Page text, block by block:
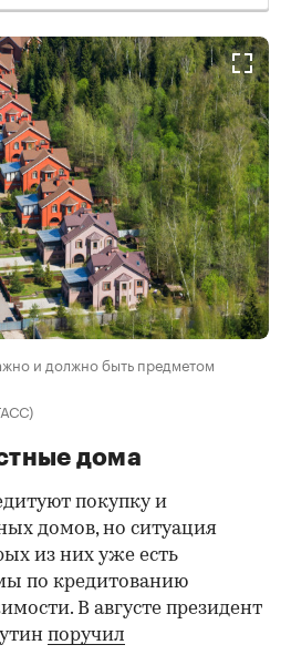
и должно быть предметом
дома
покупку и
домов, но ситуация
из них уже есть
по кредитованию
В августе президент
поручил